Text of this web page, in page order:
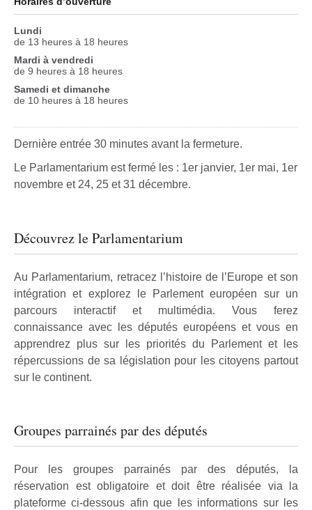
Lundi
de 13 heures à 18 heures
Mardi à vendredi
de 9 heures à 18 heures
Samedi et dimanche
de 10 heures à 18 heures
Dernière entrée 30 minutes avant la fermeture.
Le Parlamentarium est fermé les : 1er janvier, 1er mai, 1er
novembre et 24, 25 et 31 décembre.
Découvrez le Parlamentarium
Au Parlamentarium, retracez l’histoire de l’Europe et son
intégration et explorez le Parlement européen sur un
parcours interactif et multimédia. Vous ferez
connaissance avec les députés européens et vous en
apprendrez plus sur les priorités du Parlement et les
répercussions de sa législation pour les citoyens partout
sur le continent.
Groupes parrainés par des députés
Pour les groupes parrainés par des députés, la
réservation est obligatoire et doit être réalisée via la
plateforme ci-dessous afin que les informations sur les